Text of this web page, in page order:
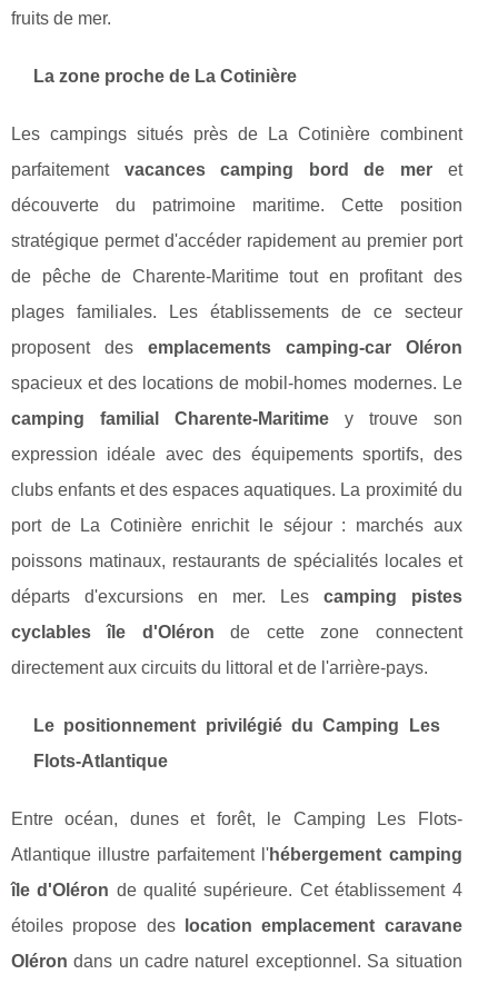
fruits de mer.
La zone proche de La Cotinière
Les campings situés près de La Cotinière combinent
parfaitement vacances camping bord de mer et
découverte du patrimoine maritime. Cette position
stratégique permet d'accéder rapidement au premier port
de pêche de Charente-Maritime tout en profitant des
plages familiales. Les établissements de ce secteur
proposent des emplacements camping-car Oléron
spacieux et des locations de mobil-homes modernes. Le
camping familial Charente-Maritimey trouve son
expression idéale avec des équipements sportifs, des
clubs enfants et des espaces aquatiques. La proximité du
port de La Cotinière enrichit le séjour : marchés aux
poissons matinaux, restaurants de spécialités locales et
départs d'excursions en mer. Les camping pistes
cyclables île d'Oléron de cette zone connectent
directement aux circuits du littoral et de l'arrière-pays.
Le positionnement privilégié du Camping Les
Flots-Atlantique
Entre océan, dunes et forêt, le Camping Les Flots-
Atlantique illustre parfaitement l'hébergement camping
île d'Oléron de qualité supérieure. Cet établissement 4
étoiles propose des
location emplacement caravane
Oléron dans un cadre naturel exceptionnel. Sa situation